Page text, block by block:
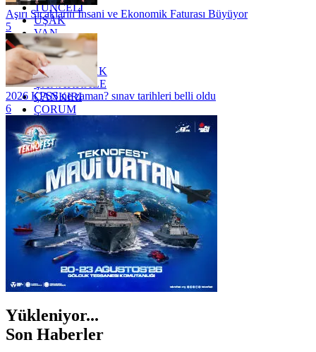
TUNCELİ
UŞAK
VAN
YALOVA
YOZGAT
ZONGULDAK
ÇANAKKALE
ÇANKIRI
ÇORUM
İSTANBUL
İZMİR
ŞANLIURFA
ŞIRNAK
Aşırı Sıcakların İnsani ve Ekonomik Faturası Büyüyor
5
2026 KPSS ne zaman? sınav tarihleri belli oldu
6
Yükleniyor...
Son Haberler